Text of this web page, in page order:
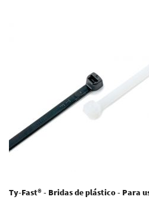
Ty-Fast® - Bridas de plástico - Para